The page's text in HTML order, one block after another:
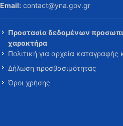
Email: contact@yna.gov.gr
Προστασία δεδομένων
χαρακτήρα
Πολιτική για αρχεία καταγραφής
Δήλωση προσβασιμότητας
Όροι χρήσης